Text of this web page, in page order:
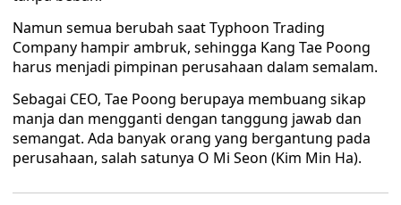
Namun semua berubah saat Typhoon Trading
Company hampir ambruk, sehingga Kang Tae Poong
harus menjadi pimpinan perusahaan dalam semalam.
Sebagai CEO, Tae Poong berupaya membuang sikap
manja dan mengganti dengan tanggung jawab dan
semangat. Ada banyak orang yang bergantung pada
perusahaan, salah satunya O Mi Seon (Kim Min Ha).